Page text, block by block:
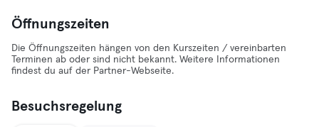
Öffnungszeiten
Die Öffnungszeiten hängen von den Kurszeiten / vereinbarten
Terminen ab oder sind nicht bekannt. Weitere Informationen
findest du auf der Partner-Webseite.
Besuchsregelung